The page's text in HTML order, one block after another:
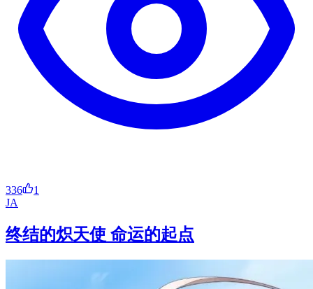
336
1
JA
终结的炽天使 命运的起点